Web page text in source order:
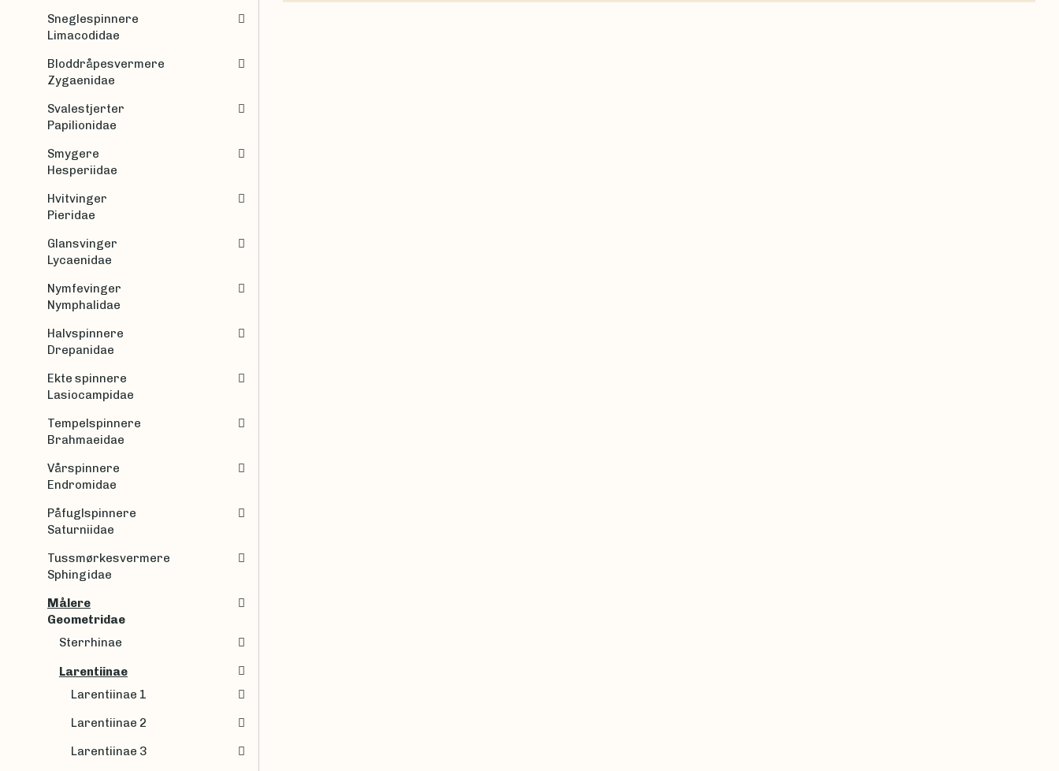
Sneglespinnere
Limacodidae
Bloddråpesvermere
Zygaenidae
Svalestjerter
Papilionidae
Smygere
Hesperiidae
Hvitvinger
Pieridae
Glansvinger
Lycaenidae
Nymfevinger
Nymphalidae
Halvspinnere
Drepanidae
Ekte spinnere
Lasiocampidae
Tempelspinnere
Brahmaeidae
Vårspinnere
Endromidae
Påfuglspinnere
Saturniidae
Tussmørkesvermere
Sphingidae
Målere
Geometridae
Sterrhinae
Larentiinae
Larentiinae 1
Larentiinae 2
Larentiinae 3